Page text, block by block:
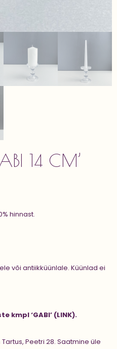
14 CM’
hinnast.
või antiikküünlale. Küünlad ei
kmpl ‘GABI’ (LINK).
Peetri 28. Saatmine üle